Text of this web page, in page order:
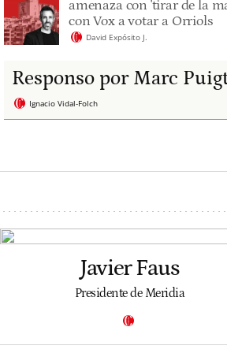
amenaza con 'tirar de la
con Vox a votar a Orriols
David Expósito J.
Responso por Marc
Ignacio Vidal-Folch
Javier Faus
Presidente de Meridia